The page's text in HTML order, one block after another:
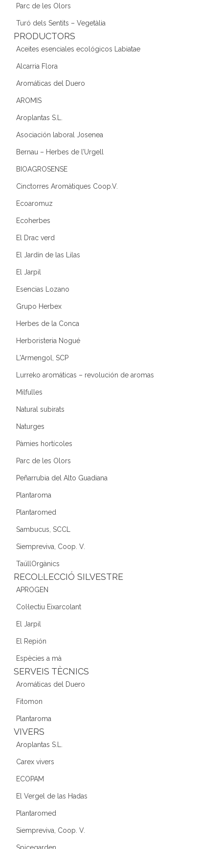
Parc de les Olors
Turó dels Sentits – Vegetàlia
PRODUCTORS
Aceites esenciales ecológicos Labiatae
Alcarria Flora
Aromáticas del Duero
AROMIS
Aroplantas S.L.
Asociación laboral Josenea
Bernau – Herbes de l’Urgell
BIOAGROSENSE
Cinctorres Aromàtiques Coop.V.
Ecoaromuz
Ecoherbes
El Drac verd
El Jardín de las Lilas
El Jarpil
Esencias Lozano
Grupo Herbex
Herbes de la Conca
Herboristeria Nogué
L'Armengol, SCP
Lurreko aromáticas – revolución de aromas
Milfulles
Natural subirats
Naturges
Pàmies hortícoles
Parc de les Olors
Peñarrubia del Alto Guadiana
Plantaroma
Plantaromed
Sambucus, SCCL
Siempreviva, Coop. V.
TaüllOrgànics
RECOL·LECCIÓ SILVESTRE
APROGEN
Col·lectiu Eixarcolant
El Jarpil
El Repión
Espècies a mà
SERVEIS TÈCNICS
Aromáticas del Duero
Fitomon
Plantaroma
VIVERS
Aroplantas S.L.
Carex vivers
ECOPAM
El Vergel de las Hadas
Plantaromed
Siempreviva, Coop. V.